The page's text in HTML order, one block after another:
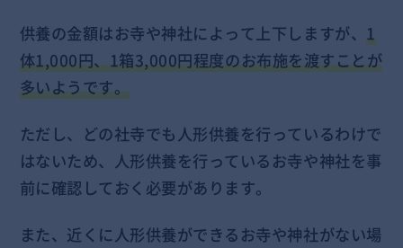
供養の金額はお寺や神社によって上下しますが、1
体1,000円、1箱3,000円程度のお布施を渡すことが
多いようです。
ただし、どの社寺でも人形供養を行っているわけで
はないため、人形供養を行っているお寺や神社を事
前に確認しておく必要があります。
また、近くに人形供養ができるお寺や神社がない場